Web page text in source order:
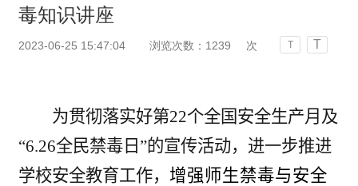
毒知识讲座
2023-06-25 15:47:04 浏览次数： 1239 次 T T
为贯彻落实好第22个全国安全生产月及
“6.26全民禁毒日”的宣传活动， 进一步推进
学校安全教育工作， 增强师生禁毒与安全